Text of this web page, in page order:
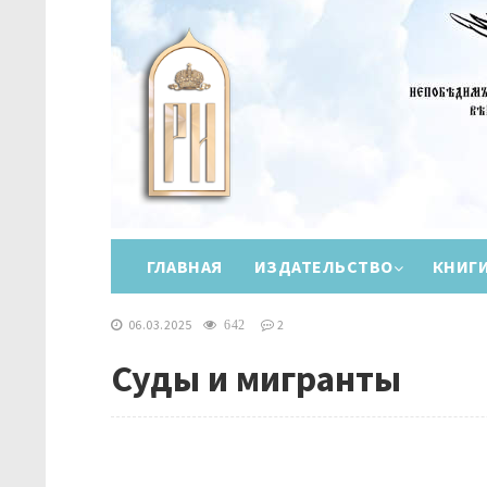
ГЛАВНАЯ ИЗДАТЕЛЬСТВО
06.03.2025 642 2
Суды и мигранты